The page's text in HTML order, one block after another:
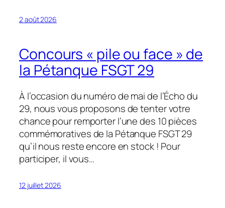
2 août 2026
Concours « pile ou face » de
la Pétanque FSGT 29
À l’occasion du numéro de mai de l’Écho du
29, nous vous proposons de tenter votre
chance pour remporter l’une des 10 pièces
commémoratives de la Pétanque FSGT 29
qu’il nous reste encore en stock ! Pour
participer, il vous…
12 juillet 2026